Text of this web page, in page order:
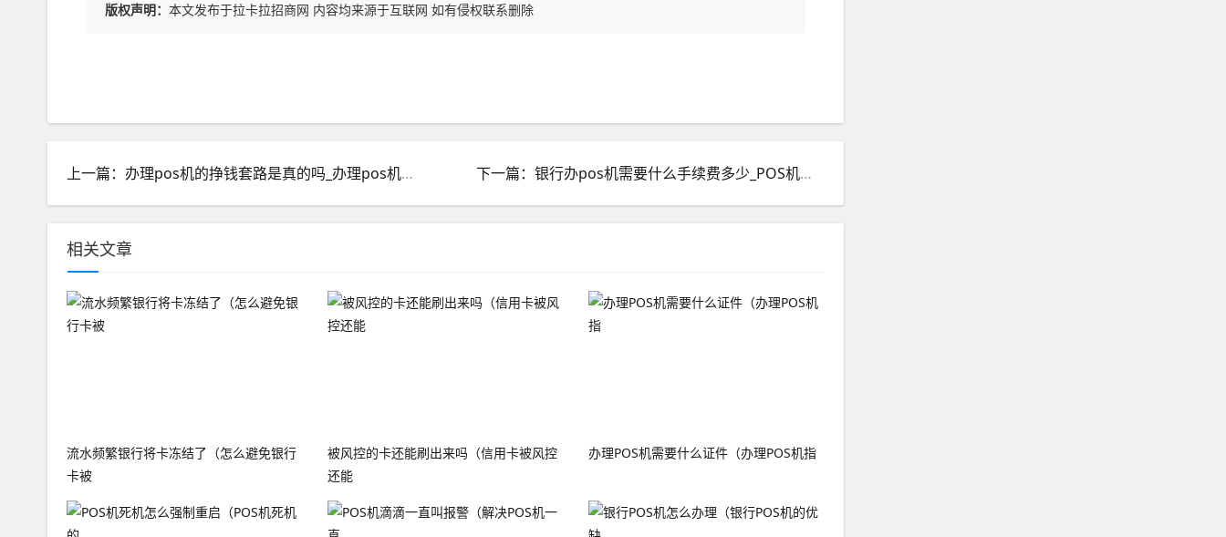
版权声明： 本文发布于拉卡拉招商网 内容均来源于互联网 如有侵权联系删除
上一篇：办理pos机的挣钱套路是真的吗_办理pos机的挣钱套路是真的吗知乎 下一篇：银行办pos机需要什么手续费多少_POS机一般手续费多少
相关文章
流水频繁银行将卡冻结了（怎么避免银行
卡被
被风控的卡还能刷出来吗（信用卡被风控
还能
办理POS机需要什么证件（办理POS机指